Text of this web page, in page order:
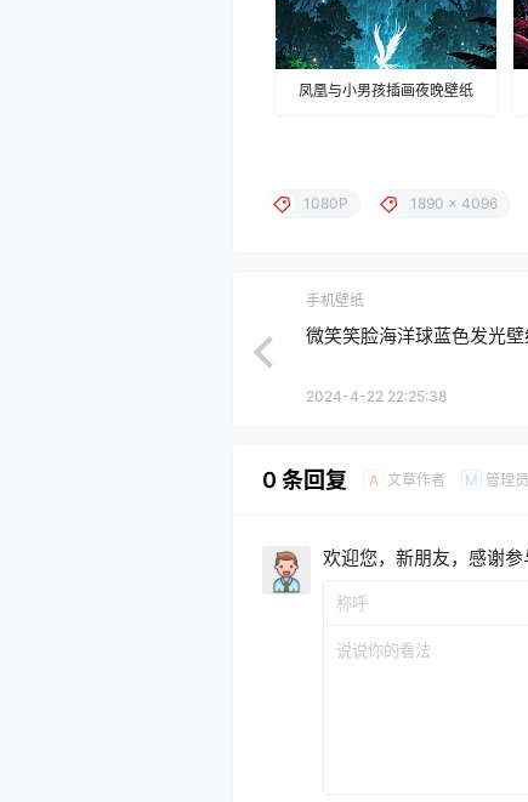
凤凰与小男孩插画夜晚壁纸
1080P 1890 x 4096
手机壁纸
微笑笑脸海洋球蓝色发光
2024-4-22 22:25:38
0 条回复 A 文章作者 M 管理员
欢迎您，新朋友，感谢参